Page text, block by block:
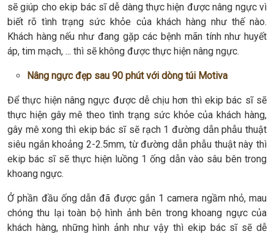
sẽ giúp cho ekip bác sĩ dễ dàng thực hiện được nâng ngực vì
biết rõ tình trạng sức khỏe của khách hàng như thế nào.
Khách hàng nếu như đang gặp các bệnh mãn tính như huyết
áp, tim mạch, ... thì sẽ không được thực hiện nâng ngực.
Nâng ngực đẹp sau 90 phút với dòng túi Motiva
Để thực hiện nâng ngực được dễ chịu hơn thì ekip bác sĩ sẽ
thực hiện gây mê theo tình trạng sức khỏe của khách hàng,
gây mê xong thì ekip bác sĩ sẽ rạch 1 đường dẫn phẫu thuật
siêu ngắn khoảng 2-2.5mm, từ đường dẫn phẫu thuật này thì
ekip bác sĩ sẽ thực hiện luồng 1 ống dẫn vào sâu bên trong
khoang ngực.
Ở phần đầu ống dẫn đã được gắn 1 camera ngầm nhỏ, mau
chóng thu lại toàn bộ hình ảnh bên trong khoang ngực của
khách hàng, những hình ảnh như vậy thì ekip bác sĩ sẽ dễ